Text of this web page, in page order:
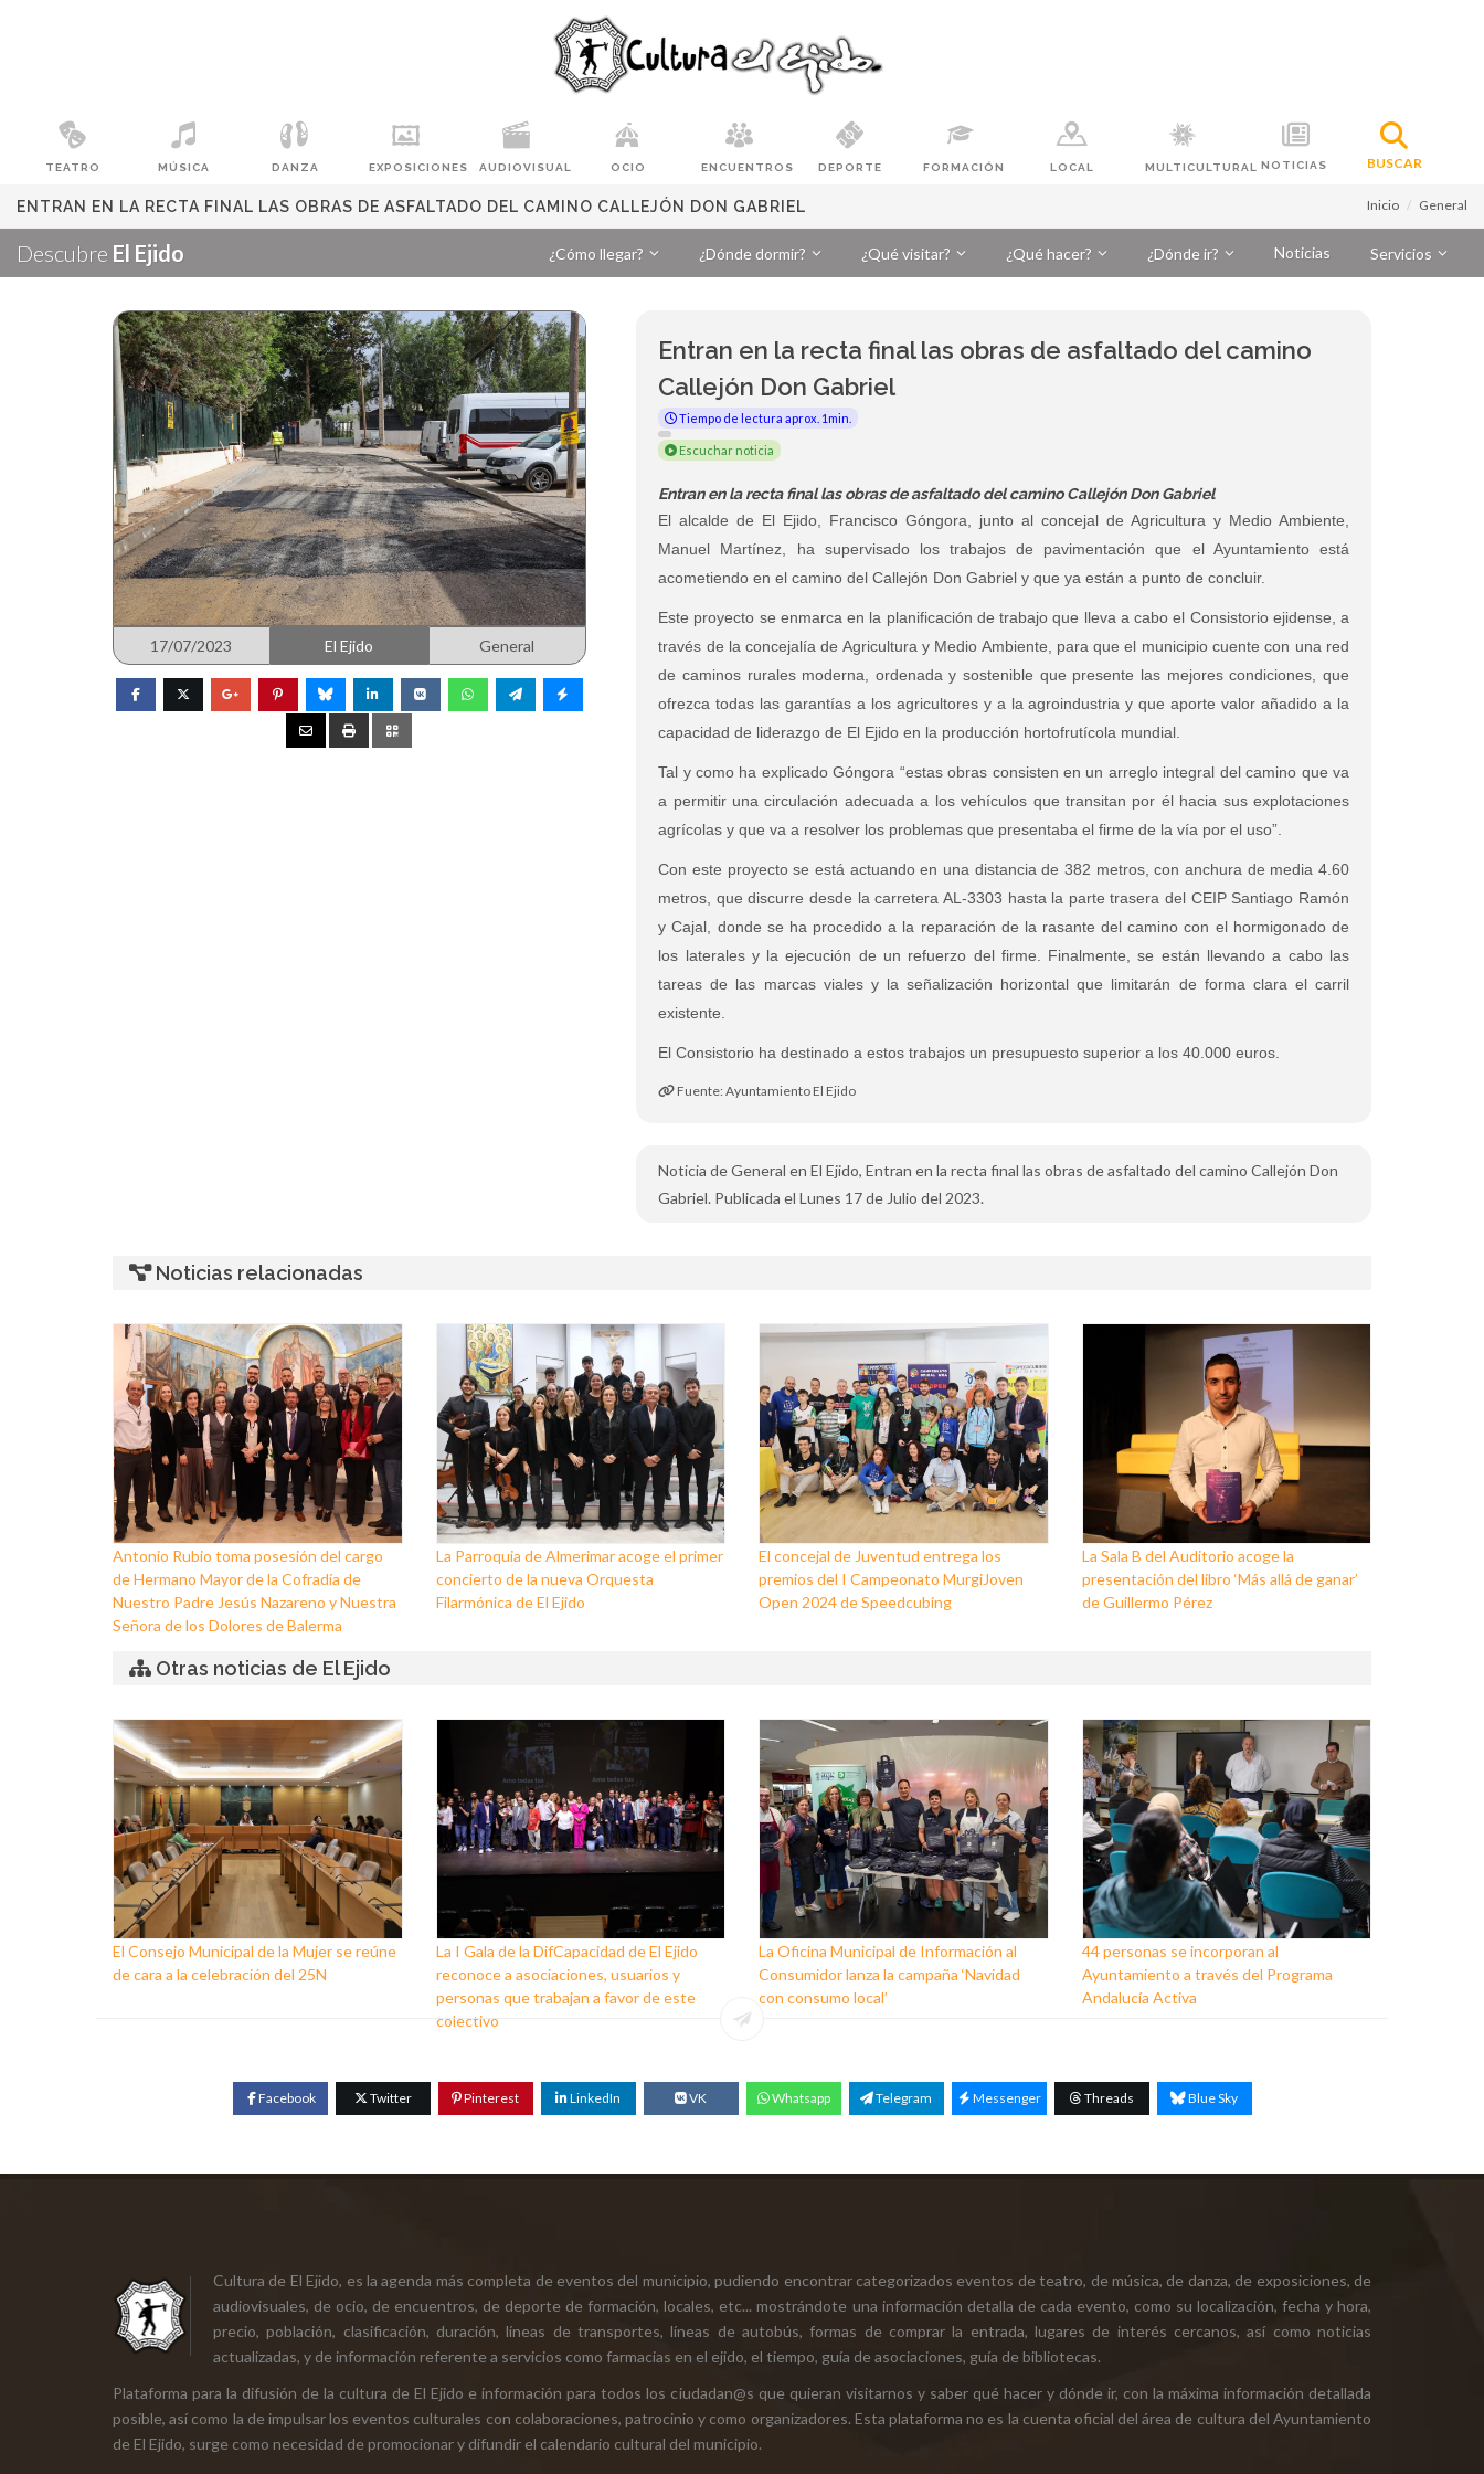
TEATRO MÚSICA DANZA EXPOSICIONES AUDIOVISUAL OCIO ENCUENTROS DEPORTE FORMACIÓN LOCAL MULTICULTURAL NOTICIAS BUSCAR
ENTRAN EN LA RECTA FINAL LAS OBRAS DE ASFALTADO DEL CAMINO CALLEJÓN DON GABRIEL Inicio General
Descubre El Ejido ¿Cómo llegar? ¿Dónde dormir? ¿Qué visitar? ¿Qué hacer? ¿Dónde ir? Noticias Servicios
17/07/2023 El Ejido General
Entran en la recta final las obras de asfaltado del camino
Callejón Don Gabriel
Tiempo de lectura aprox. 1min.
Escuchar noticia
Entran en la recta final las obras de asfaltado del camino Callejón Don Gabriel
El alcalde de El Ejido, Francisco Góngora, junto al concejal de Agricultura y Medio Ambiente,
Manuel Martínez, ha supervisado los trabajos de pavimentación que el Ayuntamiento está
acometiendo en el camino del Callejón Don Gabriel y que ya están a punto de concluir.
Este proyecto se enmarca en la planificación de trabajo que lleva a cabo el Consistorio ejidense, a
través de la concejalía de Agricultura y Medio Ambiente, para que el municipio cuente con una red
de caminos rurales moderna, ordenada y sostenible que presente las mejores condiciones, que
ofrezca todas las garantías a los agricultores y a la agroindustria y que aporte valor añadido a la
capacidad de liderazgo de El Ejido en la producción hortofrutícola mundial.
Tal y como ha explicado Góngora “estas obras consisten en un arreglo integral del camino que va
a permitir una circulación adecuada a los vehículos que transitan por él hacia sus explotaciones
agrícolas y que va a resolver los problemas que presentaba el firme de la vía por el uso”.
Con este proyecto se está actuando en una distancia de 382 metros, con anchura de media 4.60
metros, que discurre desde la carretera AL-3303 hasta la parte trasera del CEIP Santiago Ramón
y Cajal, donde se ha procedido a la reparación de la rasante del camino con el hormigonado de
los laterales y la ejecución de un refuerzo del firme. Finalmente, se están llevando a cabo las
tareas de las marcas viales y la señalización horizontal que limitarán de forma clara el carril
existente.
El Consistorio ha destinado a estos trabajos un presupuestosuperior a los 40.000 euros.
Fuente: Ayuntamiento El Ejido
Noticia de General en El Ejido, Entran en la recta final las obras de asfaltado del camino Callejón Don
Gabriel. Publicada el Lunes 17 de Julio del 2023.
Noticias relacionadas
Antonio Rubio toma posesión del cargo
de Hermano Mayor de la Cofradía de
Nuestro Padre Jesús Nazareno y Nuestra
Señora de los Dolores de Balerma
La Parroquia de Almerimar acoge el primer
concierto de la nueva Orquesta
Filarmónica de El Ejido
El concejal de Juventud entrega los
premios del I Campeonato MurgiJoven
Open 2024 de Speedcubing
La Sala B del Auditorio acoge la
presentación del libro ‘Más allá de ganar’
de Guillermo Pérez
Otras noticias de El Ejido
El Consejo Municipal de la Mujer se reúne
de cara a la celebración del 25N
La I Gala de la DifCapacidad de El Ejido
reconoce a asociaciones, usuarios y
personas que trabajan a favor de este
colectivo
La Oficina Municipal de Información al
Consumidor lanza la campaña ‘Navidad
con consumo local’
44 personas se incorporan al
Ayuntamiento a través del Programa
Andalucía Activa
Facebook Twitter Pinterest LinkedIn VK Whatsapp Telegram Messenger Threads Blue Sky
Cultura de El Ejido, es la agenda más completa de eventos del municipio, pudiendo encontrar categorizados eventos de teatro, de música, de danza, de exposiciones, de
audiovisuales, de ocio, de encuentros, de deporte de formación, locales, etc... mostrándote una información detalla de cada evento, como su localización, fecha y hora,
precio, población, clasificación, duración, líneas de transportes, líneas de autobús, formas de comprar la entrada, lugares de interés cercanos, así como noticias
actualizadas, y de información referente a servicios como farmacias en el ejido, el tiempo, guía de asociaciones, guía de bibliotecas.
Plataforma para la difusión de la cultura de El Ejido e información para todos los ciudadan@s que quieran visitarnos y saber qué hacer y dónde ir, con la máxima información detallada
posible, así como la de impulsar los eventos culturales con colaboraciones, patrocinio y como organizadores. Esta plataforma no es la cuenta oficial del área de cultura del Ayuntamiento
de El Ejido, surge como necesidad de promocionar y difundir el calendario cultural del municipio.